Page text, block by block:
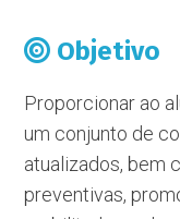
Objetivo
Proporcionar ao
um conjunto de
atualizados, bem
preventivas,